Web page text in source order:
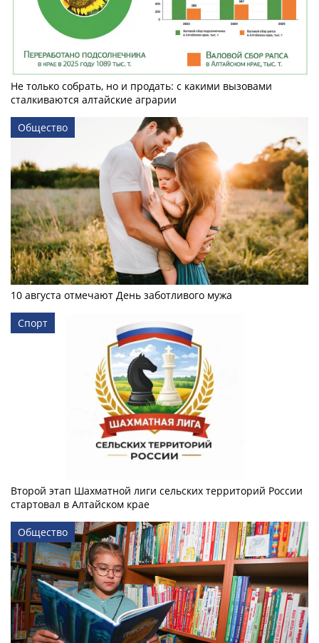
Не только собрать, но и продать: с какими вызовами
сталкиваются алтайские аграрии
Общество
10 августа отмечают День заботливого мужа
Спорт
Второй этап Шахматной лиги сельских территорий России
стартовал в Алтайском крае
Общество